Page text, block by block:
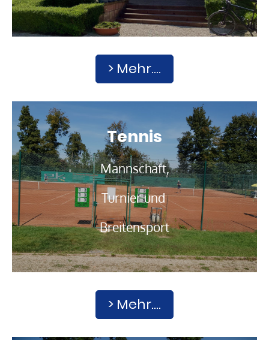
> Mehr....
Tennis
Mannschaft,
Turnier und
Breitensport
> Mehr....